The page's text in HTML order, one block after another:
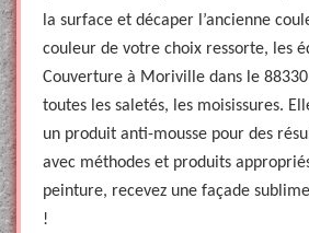
la surface et décaper l’ancienne
couleur de votre choix ressorte, les
Couverture à Moriville dans le
toutes les saletés, les moisissures.
un produit anti-mousse pour des
avec méthodes et produits
peinture, recevez une façade
!